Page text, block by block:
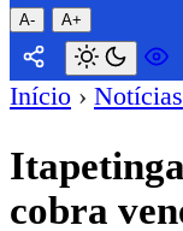
A- A+
Início › Notícias
cobra